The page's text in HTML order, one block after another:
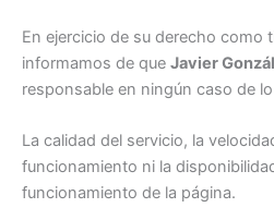
En ejercicio de su derecho como
informamos de que Javier
responsable en ningún caso de
La calidad del servicio, la
funcionamiento ni la
funcionamiento de la página.